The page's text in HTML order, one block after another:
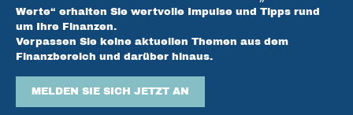
Werte“ erhalten Sie wertvolle Impulse und Tipps rund
um Ihre Finanzen.
Verpassen Sie keine aktuellen Themen aus dem
Finanzbereich und darüber hinaus.
MELDEN SIE SICH JETZT AN